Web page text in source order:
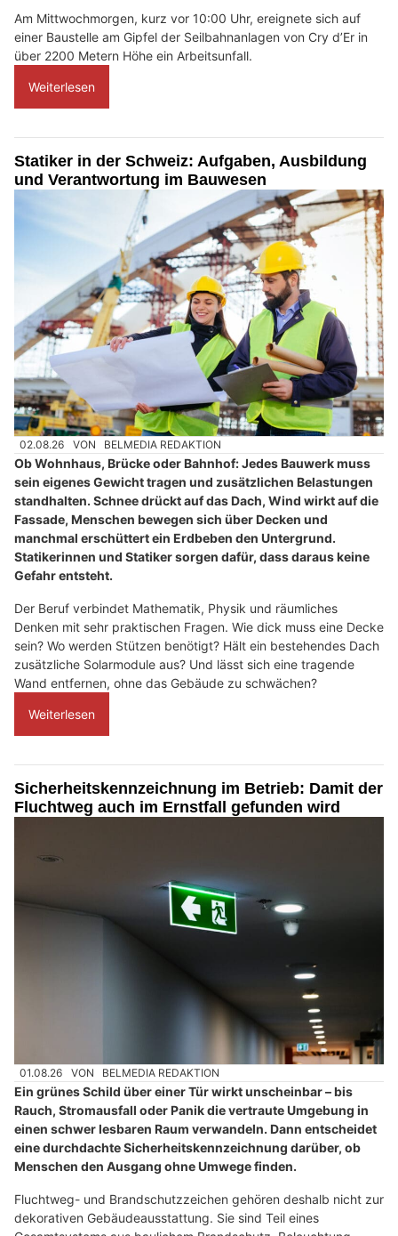
Am Mittwochmorgen, kurz vor 10:00 Uhr, ereignete sich auf
einer Baustelle am Gipfel der Seilbahnanlagen von Cry d’Er in
über 2200 Metern Höhe ein Arbeitsunfall.
Weiterlesen
Statiker in der Schweiz: Aufgaben, Ausbildung
und Verantwortung im Bauwesen
02.08.26 VON BELMEDIA REDAKTION
Ob Wohnhaus, Brücke oder Bahnhof: Jedes Bauwerk muss
sein eigenes Gewicht tragen und zusätzlichen Belastungen
standhalten. Schnee drückt auf das Dach, Wind wirkt auf die
Fassade, Menschen bewegen sich über Decken und
manchmal erschüttert ein Erdbeben den Untergrund.
Statikerinnen und Statiker sorgen dafür, dass daraus keine
Gefahr entsteht.
Der Beruf verbindet Mathematik, Physik und räumliches
Denken mit sehr praktischen Fragen. Wie dick muss eine Decke
sein? Wo werden Stützen benötigt? Hält ein bestehendes Dach
zusätzliche Solarmodule aus? Und lässt sich eine tragende
Wand entfernen, ohne das Gebäude zu schwächen?
Weiterlesen
Sicherheitskennzeichnung im Betrieb: Damit der
Fluchtweg auch im Ernstfall gefunden wird
01.08.26 VON BELMEDIA REDAKTION
Ein grünes Schild über einer Tür wirkt unscheinbar – bis
Rauch, Stromausfall oder Panik die vertraute Umgebung in
einen schwer lesbaren Raum verwandeln. Dann entscheidet
eine durchdachte Sicherheitskennzeichnung darüber, ob
Menschen den Ausgang ohne Umwege finden.
Fluchtweg- und Brandschutzzeichen gehören deshalb nicht zur
dekorativen Gebäudeausstattung. Sie sind Teil eines